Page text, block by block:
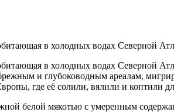
в холодных водах Северной
в холодных водах Северной
и глубоководным ареалам,
где её солили, вялили и коптили
белой мякотью с умеренным